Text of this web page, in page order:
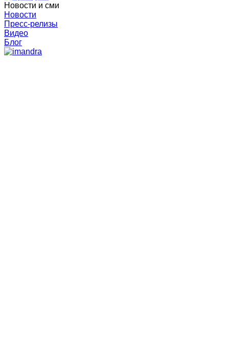
Новости и сми
Новости
Пресс-релизы
Видео
Блог